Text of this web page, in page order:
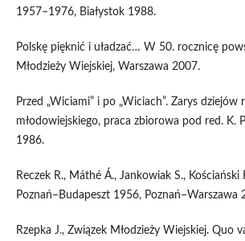
1957–1976, Białystok 1988.
Polskę pięknić i uładzać… W 50. rocznicę
Młodzieży Wiejskiej, Warszawa 2007.
Przed „Wiciami” i po „Wiciach”. Zarys dziejów
młodowiejskiego, praca zbiorowa pod red. K.
1986.
Reczek R., Máthé Á., Jankowiak S.,
Poznań–Budapeszt 1956, Poznań–Warszawa
Rzepka J., Związek Młodzieży Wiejskiej. Quo